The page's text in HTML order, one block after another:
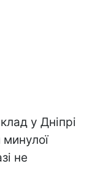
у Дніпрі
минулої
не